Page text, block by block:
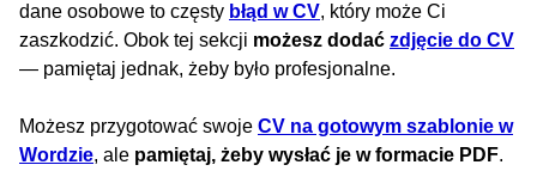
dane osobowe to częsty błąd w CV, który może Ci
zaszkodzić. Obok tej sekcji możesz dodać zdjęcie do CV
— pamiętaj jednak, żeby było profesjonalne.
Możesz przygotować swoje CV na gotowym szablonie w
Wordzie, ale pamiętaj, żeby wysłać je w formacie PDF.